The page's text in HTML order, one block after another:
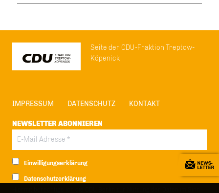
Seite der CDU-Fraktion Treptow-
Köpenick
IMPRESSUM DATENSCHUTZ KONTAKT
NEWSLETTER ABONNIEREN
Einwilligungserklärung
Datenschutzerklärung